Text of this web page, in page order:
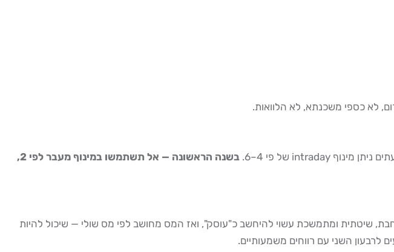
לא כספי משכנתא, לא הלוואות.
בשנה הראשונה — אל תשתמשו במינוף מעבר לפי 2,
שיטתית ומתמשכת עשוי להיחשב כ"עוסק", ואז המס מחושב לפי מס שולי — שיכול להיות
לרבעון השני עם רווחים משמעותיים.